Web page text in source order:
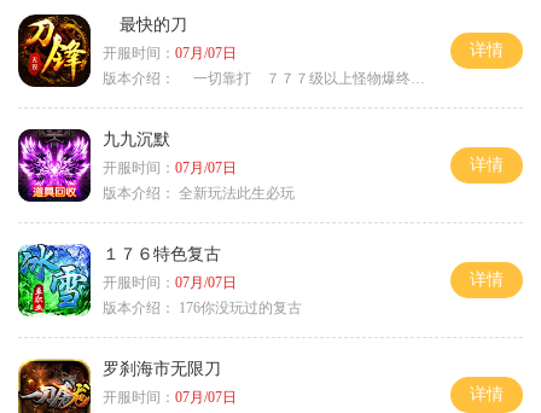
最快的刀
开服时间： 07月/07日
版本介绍：
一切靠打 ７７７级以上怪物爆终极
详情
九九沉默
开服时间： 07月/07日
版本介绍： 全新玩法此生必玩
详情
１７６特色复古
开服时间： 07月/07日
版本介绍：
176你没玩过的复古
详情
罗刹海市无限刀
开服时间： 07月/07日
详情